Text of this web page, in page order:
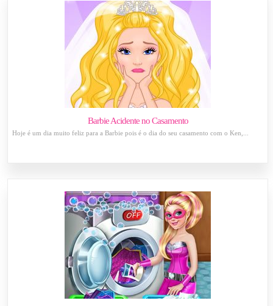
Barbie Acidente no Casamento
Hoje é um dia muito feliz para a Barbie pois é o dia do seu casamento com o Ken,...